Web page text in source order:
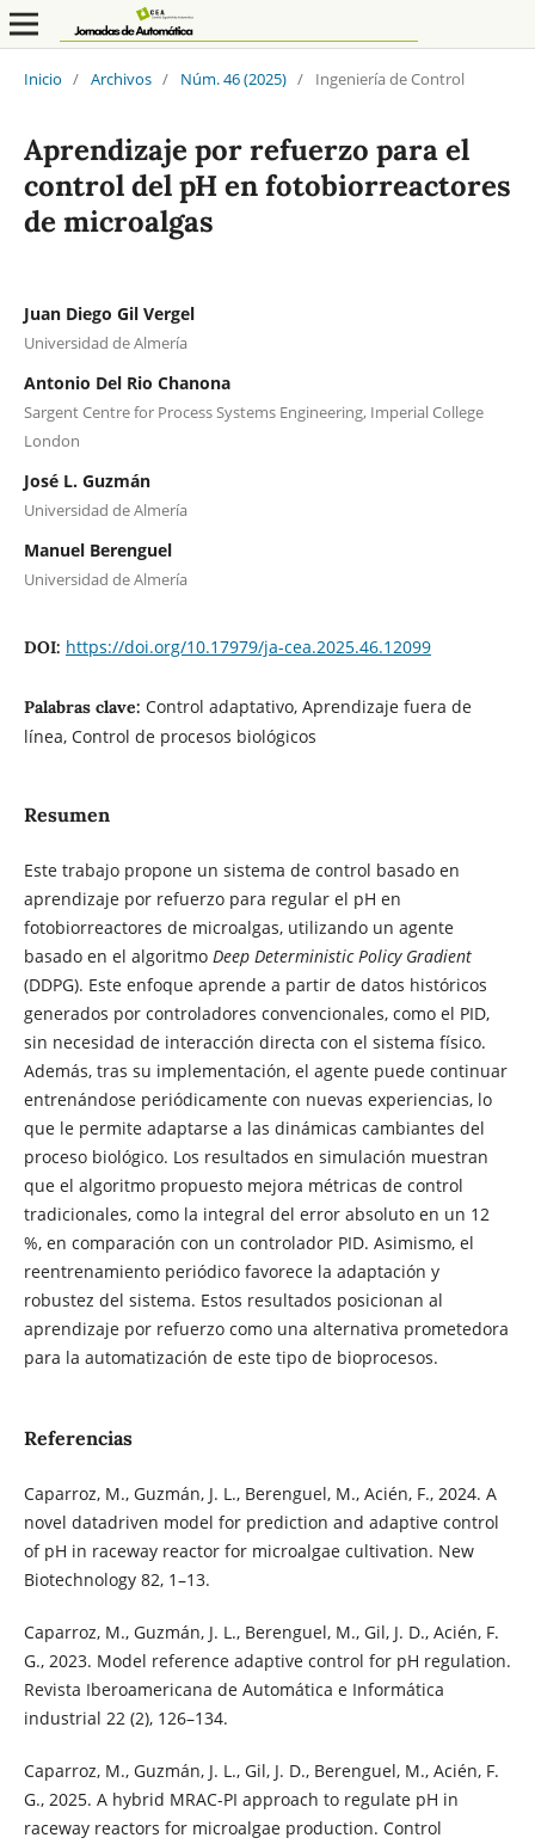
Inicio / Archivos / Núm. 46 (2025) / Ingeniería de Control
Aprendizaje por refuerzo para el
control del pH en fotobiorreactores
de microalgas
Juan Diego Gil Vergel
Universidad de Almería
Antonio Del Rio Chanona
Sargent Centre for Process Systems Engineering, Imperial College
London
José L. Guzmán
Universidad de Almería
Manuel Berenguel
Universidad de Almería
DOI: https://doi.org/10.17979/ja-cea.2025.46.12099
Palabras clave: Control adaptativo, Aprendizaje fuera de
línea, Control de procesos biológicos
Resumen
Este trabajo propone un sistema de control basado en
aprendizaje por refuerzo para regular el pH en
fotobiorreactores de microalgas, utilizando un agente
basado en el algoritmo Deep Deterministic Policy Gradient
(DDPG). Este enfoque aprende a partir de datos históricos
generados por controladores convencionales, como el PID,
sin necesidad de interacción directa con el sistema físico.
Además, tras su implementación, el agente puede continuar
entrenándose periódicamente con nuevas experiencias, lo
que le permite adaptarse a las dinámicas cambiantes del
proceso biológico. Los resultados en simulación muestran
que el algoritmo propuesto mejora métricas de control
tradicionales, como la integral del error absoluto en un 12
%, en comparación con un controlador PID. Asimismo, el
reentrenamiento periódico favorece la adaptación y
robustez del sistema. Estos resultados posicionan al
aprendizaje por refuerzo como una alternativa prometedora
para la automatización de este tipo de bioprocesos.
Referencias
Caparroz, M., Guzmán, J. L., Berenguel, M., Acién, F., 2024. A
novel datadriven model for prediction and adaptive control
of pH in raceway reactor for microalgae cultivation. New
Biotechnology 82, 1–13.
Caparroz, M., Guzmán, J. L., Berenguel, M., Gil, J. D., Acién, F.
G., 2023. Model reference adaptive control for pH regulation.
Revista Iberoamericana de Automática e Informática
industrial 22 (2), 126–134.
Caparroz, M., Guzmán, J. L., Gil, J. D., Berenguel, M., Acién, F.
G., 2025. A hybrid MRAC-PI approach to regulate pH in
raceway reactors for microalgae production. Control